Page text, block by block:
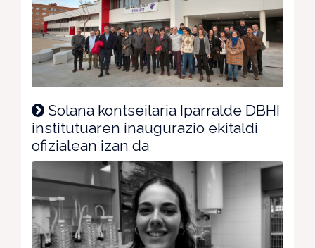
Solana kontseilaria Iparralde DBHI
institutuaren inaugurazio ekitaldi
ofizialean izan da